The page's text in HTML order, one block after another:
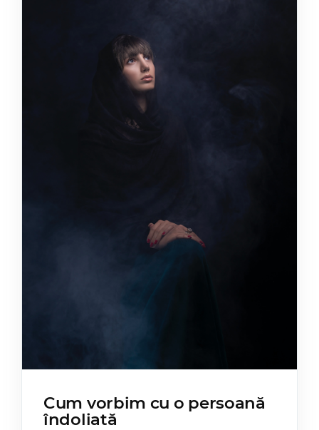
Cum vorbim cu o persoană
îndoliată